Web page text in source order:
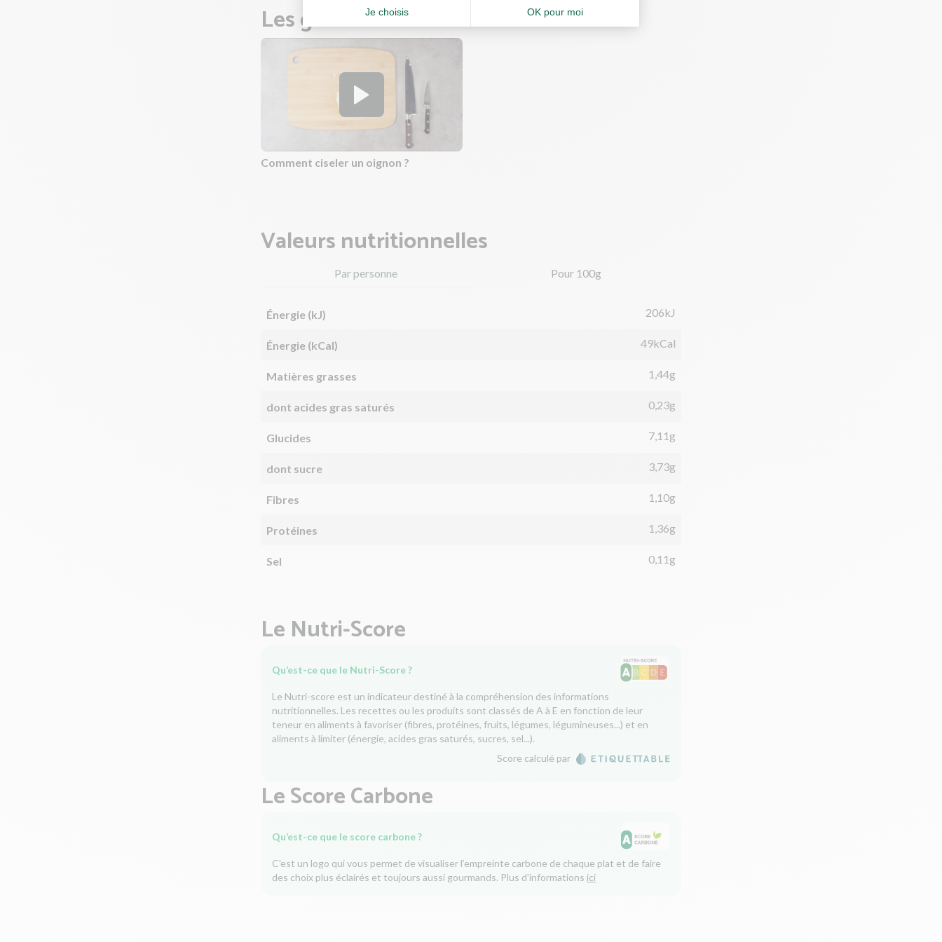
Les gestes de cuisine
Comment ciseler un oignon ?
Valeurs nutritionnelles
Par personne Pour 100g
Énergie (kJ) 206kJ
Énergie (kCal) 49kCal
Matières grasses 1,44g
dont acides gras saturés 0,23g
Glucides 7,11g
dont sucre 3,73g
Fibres 1,10g
Protéines 1,36g
Sel 0,11g
Le Nutri-Score
Qu’est-ce que le Nutri-Score ?
Le Nutri-score est un indicateur destiné à la compréhension des informations
nutritionnelles. Les recettes ou les produits sont classés de A à E en fonction de leur
teneur en aliments à favoriser (fibres, protéines, fruits, légumes, légumineuses...) et en
aliments à limiter (énergie, acides gras saturés, sucres, sel...).
Score calculé par
Le Score Carbone
Qu’est-ce que le score carbone ?
C'est un logo qui vous permet de visualiser l’empreinte carbone de chaque plat et de faire
des choix plus éclairés et toujours aussi gourmands. Plus d'informations ici